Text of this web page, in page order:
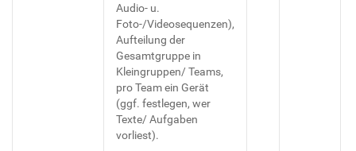
Audio- u.
Foto-/Videosequenzen),
Aufteilung der
Gesamtgruppe in
Kleingruppen/ Teams,
pro Team ein Gerät
(ggf. festlegen, wer
Texte/ Aufgaben
vorliest).